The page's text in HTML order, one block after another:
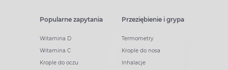
Popularne zapytania
Witamina D
Witamina C
Krople do oczu
Przeziębienie i grypa
Termometry
Krople do nosa
Inhalacje